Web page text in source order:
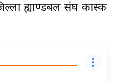
ह्याण्डबल संघ कास्की